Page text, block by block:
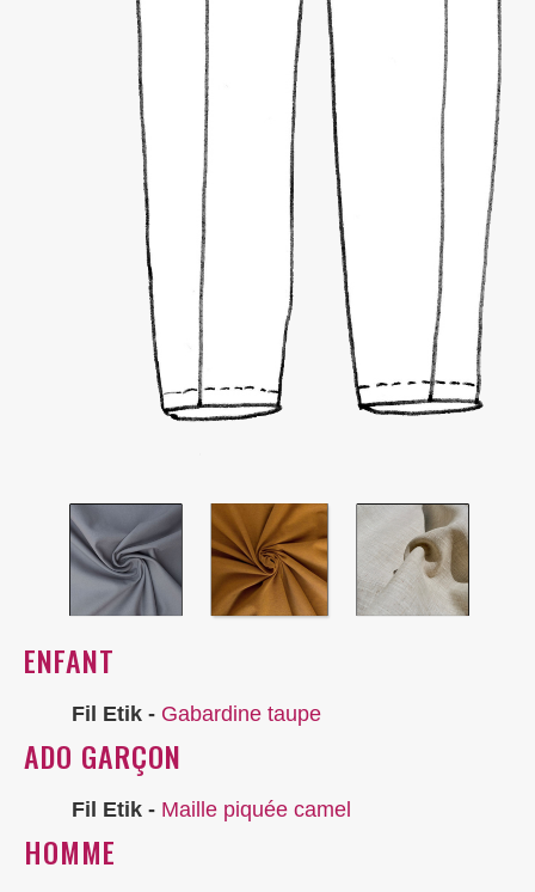
ENFANT
Fil Etik - Gabardine taupe
ADO GARÇON
Fil Etik - Maille piquée camel
HOMME